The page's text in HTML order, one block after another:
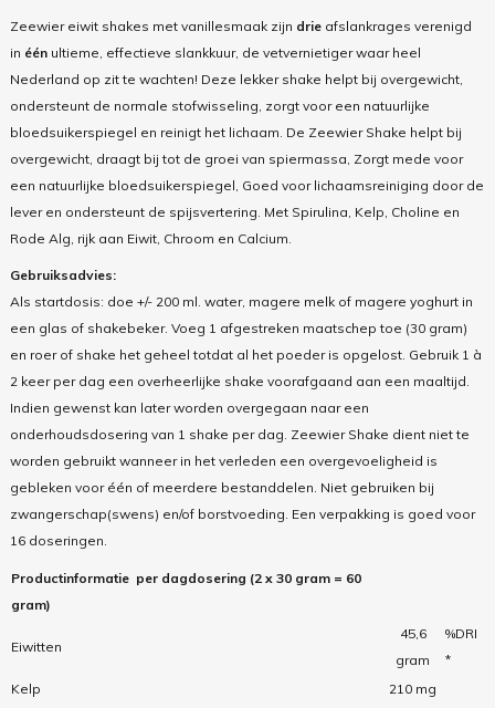
Zeewier eiwit shakes met vanillesmaak zijn drieafslankrages verenigd
in éénultieme, effectieve slankkuur, de vetvernietiger waar heel
Nederland op zit te wachten! Deze lekker shake helpt bij overgewicht,
ondersteunt de normale stofwisseling, zorgt voor een natuurlijke
bloedsuikerspiegel en reinigt het lichaam. De Zeewier Shake helpt bij
overgewicht, draagt bij tot de groei van spiermassa, Zorgt mede voor
een natuurlijke bloedsuikerspiegel, Goed voor lichaamsreiniging door de
lever en ondersteunt de spijsvertering. Met Spirulina, Kelp, Choline en
Rode Alg, rijk aan Eiwit, Chroom en Calcium.
Gebruiksadvies:
Als startdosis: doe +/- 200 ml. water, magere melk of magere yoghurt in
een glas of shakebeker. Voeg 1 afgestreken maatschep toe (30 gram)
en roer of shake het geheel totdat al het poeder is opgelost. Gebruik 1 à
2 keer per dag een overheerlijke shake voorafgaand aan een maaltijd.
Indien gewenst kan later worden overgegaan naar een
onderhoudsdosering van 1 shake per dag. Zeewier Shake dient niet te
worden gebruikt wanneer in het verleden een overgevoeligheid is
gebleken voor één of meerdere bestanddelen. Niet gebruiken bij
zwangerschap(swens) en/of borstvoeding. Een verpakking is goed voor
16 doseringen.
Productinformatie per dagdosering (2 x 30 gram = 60
gram)
Eiwitten
45,6
gram
%DRI
*
Kelp
210 mg